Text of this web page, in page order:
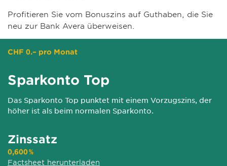
Profitieren Sie vom Bonuszins auf Guthaben, die Sie
neu zur Bank Avera überweisen.
CHF 0.– pro Monat
Sparkonto Top
Das Sparkonto Top punktet mit einem Vorzugszins, der
höher ist als beim normalen Sparkonto.
Zinssatz
0,600 %
Factsheet herunterladen